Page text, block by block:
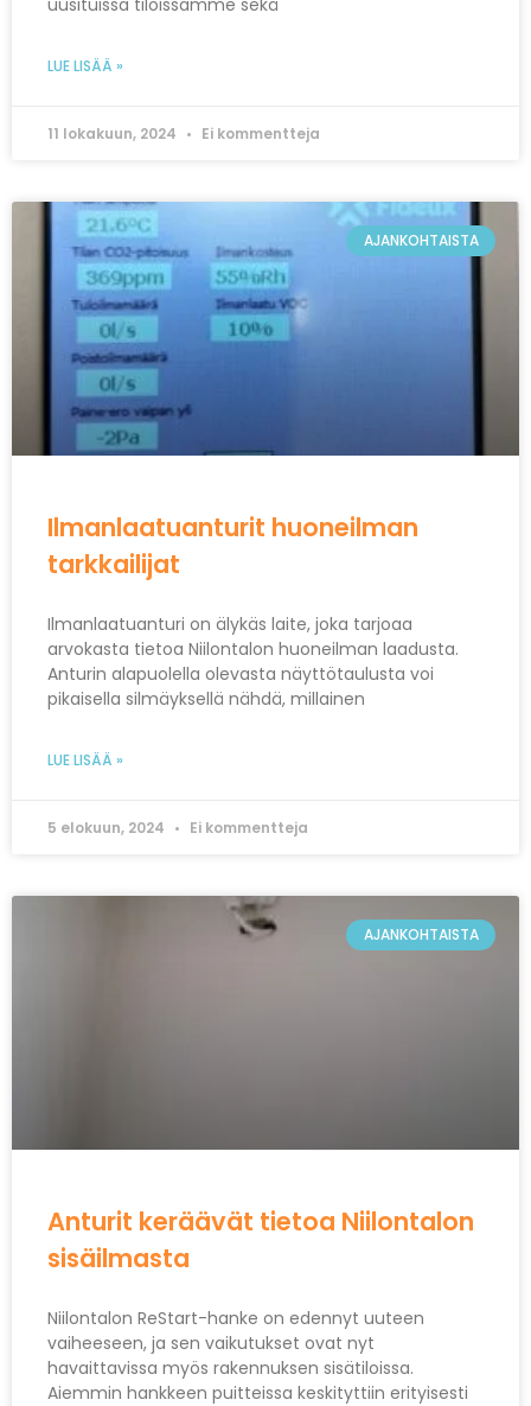
LUE LISÄÄ »
11 lokakuun, 2024 Ei kommentteja
AJANKOHTAISTA
Ilmanlaatuanturit huoneilman
tarkkailijat
Ilmanlaatuanturi on älykäs laite, joka tarjoaa
arvokasta tietoa Niilontalon huoneilman laadusta.
Anturin alapuolella olevasta näyttötaulusta voi
pikaisella silmäyksellä nähdä, millainen
LUE LISÄÄ »
5 elokuun, 2024 Ei kommentteja
AJANKOHTAISTA
Anturit keräävät tietoa Niilontalon
sisäilmasta
Niilontalon ReStart-hanke on edennyt uuteen
vaiheeseen, ja sen vaikutukset ovat nyt
havaittavissa myös rakennuksen sisätiloissa.
Aiemmin hankkeen puitteissa keskityttiin erityisesti